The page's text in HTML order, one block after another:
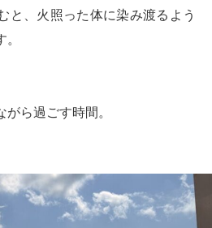
と、火照った体に染み渡るよう
ら過ごす時間。